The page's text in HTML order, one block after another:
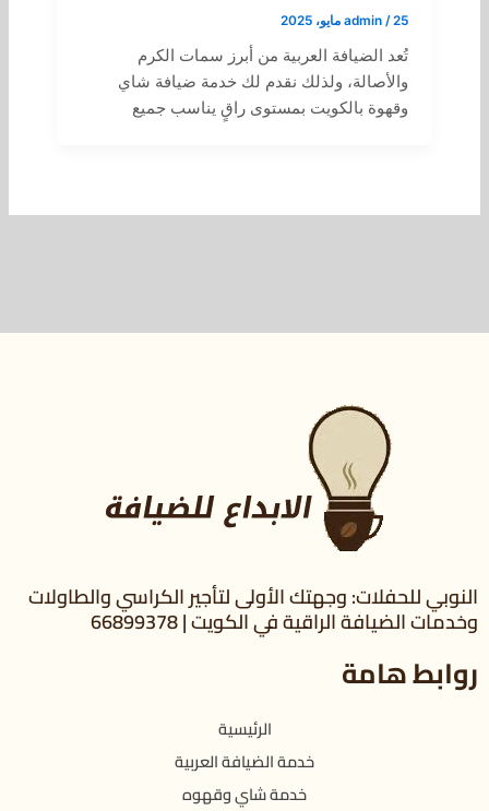
admin /25 مايو، 2025
تُعد الضيافة العربية من أبرز سمات الكرم
والأصالة، ولذلك نقدم لك خدمة ضيافة شاي
وقهوة بالكويت بمستوى راقٍ يناسب جميع
النوبي للحفلات: وجهتك الأولى لتأجير الكراسي والطاولات
وخدمات الضيافة الراقية في الكويت | 66899378
روابط هامة
الرئيسية
خدمة الضيافة العربية
خدمة شاي وقهوه